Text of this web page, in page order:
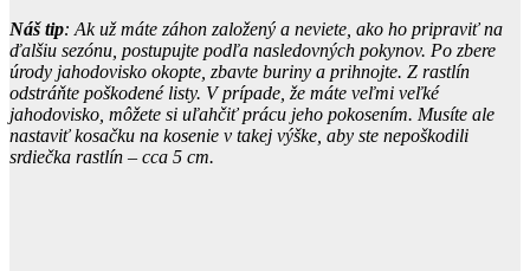
Náš tip: Ak už máte záhon založený a neviete, ako ho pripraviť na
ďalšiu sezónu, postupujte podľa nasledovných pokynov. Po zbere
úrody jahodovisko okopte, zbavte buriny a prihnojte. Z rastlín
odstráňte poškodené listy. V prípade, že máte veľmi veľké
jahodovisko, môžete si uľahčiť prácu jeho pokosením. Musíte ale
nastaviť kosačku na kosenie v takej výške, aby ste nepoškodili
srdiečka rastlín – cca 5 cm.